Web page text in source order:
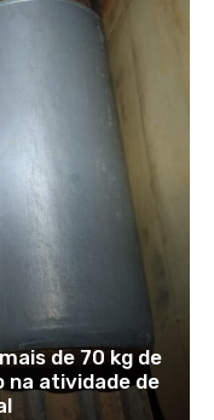
de 70 kg de
na atividade de